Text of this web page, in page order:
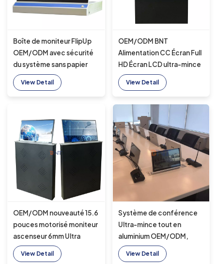
Boîte de moniteur FlipUp
OEM/ODM avec sécurité
du système sans papier
verrouillable pour bureau
d'ordinateur
View Detail
OEM/ODM BNT
Alimentation CC Écran Full
HD Écran LCD ultra-mince
Ascenseur électrique
rapide de haut en bas avec
pour table de conférence
View Detail
OEM/ODM nouveauté 15.6
pouces motorisé moniteur
ascenseur 6mm Ultra
étroit cadre d'écran Lcd
ascenseur pour système
View Detail
Système de conférence
Ultra-mince tout en
aluminium OEM/ODM,
15.6/17.3/21.5 pouces,
Super Mini ascenseur
View Detail